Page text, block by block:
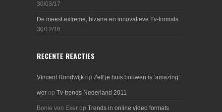
30/03/17
De meest extreme, bizarre en innovatieve Tv-formats
30/12/16
RECENTE REACTIES
Vincent Rondwijk op Zelf je huis bouwen is ‘amazing’
wer op Tv-trends Nederland 2011
Bonie von Eker op Trends in online video formats